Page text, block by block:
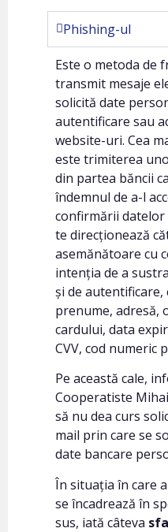
Phishing-ul
Este o metoda de
transmit mesaje
solicită date
autentificare sau
website-uri. Cea
este trimiterea
din partea băncii
îndemnul de a-l
confirmării datelor
te direcționează
asemănătoare cu
intenția de a
și de autentificare,
prenume, adresă,
cardului, data
CVV, cod numeric
Pe această cale,
Cooperatiste
să nu dea curs
mail prin care se
date bancare
În situația în care
se încadrează în
sus, iată câteva